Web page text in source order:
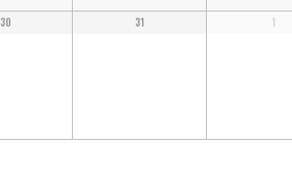
30 31 1